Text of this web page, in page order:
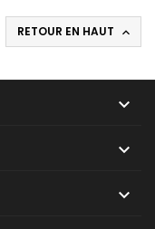
RETOUR EN HAUT 


